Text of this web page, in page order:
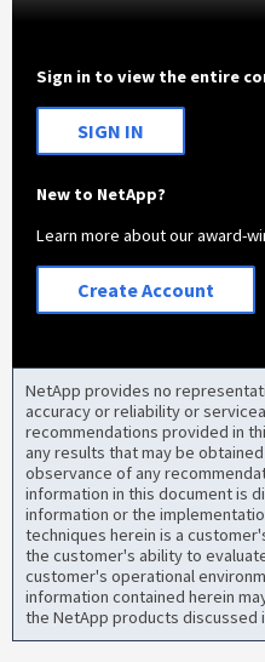
Sign in to view the entire
SIGN IN
New to NetApp?
Learn more about our award-
Create Account
NetApp provides no
accuracy or reliability or
recommendations provided in
any results that may be
observance of any
information in this document is
information or the
techniques herein is a
the customer's ability to
customer's operational
information contained herein
the NetApp products discussed